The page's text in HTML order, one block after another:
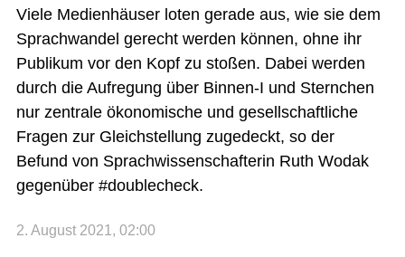
Viele Medienhäuser loten gerade aus, wie sie dem
Sprachwandel gerecht werden können, ohne ihr
Publikum vor den Kopf zu stoßen. Dabei werden
durch die Aufregung über Binnen-I und Sternchen
nur zentrale ökonomische und gesellschaftliche
Fragen zur Gleichstellung zugedeckt, so der
Befund von Sprachwissenschafterin Ruth Wodak
gegenüber #doublecheck.
2. August 2021, 02:00